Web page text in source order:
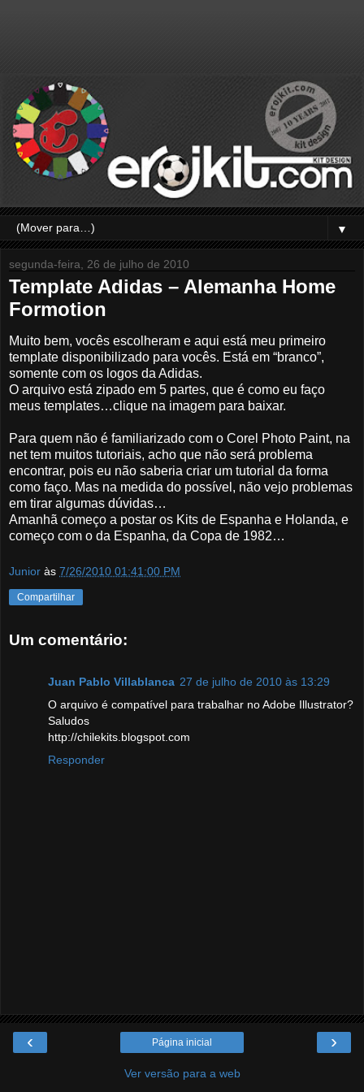
▼
segunda-feira, 26 de julho de 2010
Template Adidas – Alemanha Home
Formotion
Muito bem, vocês escolheram e aqui está meu primeiro
template disponibilizado para vocês. Está em “branco”,
somente com os logos da Adidas.
O arquivo está zipado em 5 partes, que é como eu faço
meus templates…clique na imagem para baixar.
Para quem não é familiarizado com o Corel Photo Paint, na
net tem muitos tutoriais, acho que não será problema
encontrar, pois eu não saberia criar um tutorial da forma
como faço. Mas na medida do possível, não vejo problemas
em tirar algumas dúvidas…
Amanhã começo a postar os Kits de Espanha e Holanda, e
começo com o da Espanha, da Copa de 1982…
Junior às 7/26/2010 01:41:00 PM
Compartilhar
Um comentário:
Juan Pablo Villablanca 27 de julho de 2010 às 13:29
O arquivo é compatível para trabalhar no Adobe Illustrator?
Saludos
http://chilekits.blogspot.com
Responder
‹ ›
Página inicial
Ver versão para a web